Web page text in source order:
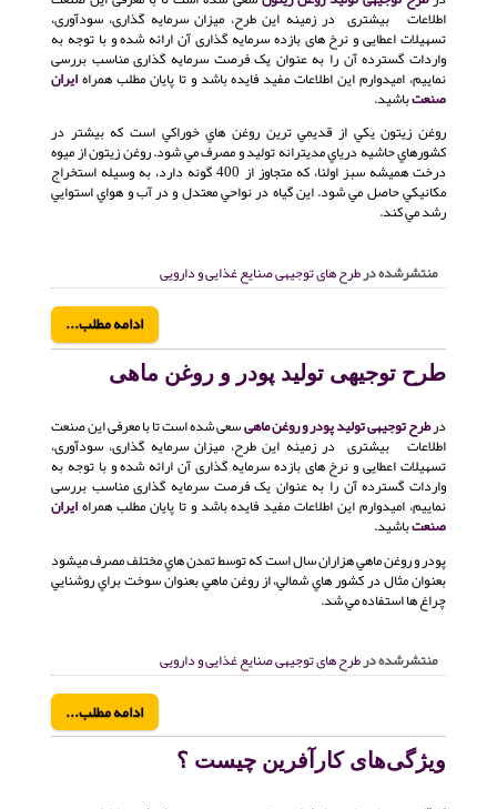
اطلاعات بیشتری در زمینه این طرح، میزان سرمایه گذاری، سودآوری،
تسهیلات اعطایی و نرخ های بازده سرمایه گذاری آن ارائه شده و با توجه به
واردات گسترده آن را به عنوان یک فرصت سرمایه گذاری مناسب بررسی
نماییم، امیدوارم این اطلاعات مفید فایده باشد و تا پایان مطلب همراهایران
صنعتباشید.
روغن زيتون يکي از قديمي ترين روغن هاي خوراکي است که بيشتر در
کشورهاي حاشيه درياي مديترانه توليد و مصرف مي شود. روغن زيتون از ميوه
درخت هميشه سبز اولئا، که متجاوز از 400 گونه دارد، به وسيله استخراج
مکانيکي حاصل مي شود. اين گياه در نواحي معتدل و در آب و هواي استوايي
رشد مي کند.
منتشرشده درطرح های توجیهی صنایع غذایی و دارویی
ادامه مطلب...
طرح توجیهی تولید پودر و روغن ماهی
درطرح توجیهی تولید پودر و روغن ماهیسعی شده است تا با معرفی این صنعت
اطلاعات بیشتری در زمینه این طرح، میزان سرمایه گذاری، سودآوری،
تسهیلات اعطایی و نرخ های بازده سرمایه گذاری آن ارائه شده و با توجه به
واردات گسترده آن را به عنوان یک فرصت سرمایه گذاری مناسب بررسی
نماییم، امیدوارم این اطلاعات مفید فایده باشد و تا پایان مطلب همراهایران
صنعتباشید.
پودر و روغن ماهي هزاران سال است كه توسط تمدن هاي مختلف مصرف ميشود
بعنوان مثال در كشور هاي شمالي، از روغن ماهي بعنوان سوخت براي روشنايي
چراغ ها استفاده مي شد.
منتشرشده درطرح های توجیهی صنایع غذایی و دارویی
ادامه مطلب...
ویژگی‌های کارآفرین چیست ؟